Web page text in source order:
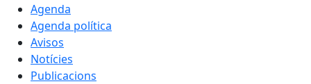
Agenda
Agenda política
Avisos
Notícies
Publicacions